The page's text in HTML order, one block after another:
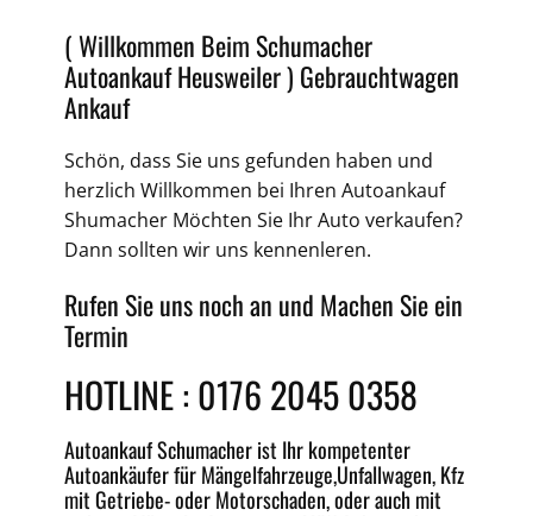
( Willkommen Beim Schumacher
Autoankauf Heusweiler ) Gebrauchtwagen
Ankauf
Schön, dass Sie uns gefunden haben und
herzlich Willkommen bei Ihren Autoankauf
Shumacher Möchten Sie Ihr Auto verkaufen?
Dann sollten wir uns kennenleren.
Rufen Sie uns noch an und Machen Sie ein
Termin
HOTLINE : 0176 2045 0358
AutoankaufSchumacher ist Ihr kompetenter
Autoankäufer für Mängelfahrzeuge,Unfallwagen, Kfz
mit Getriebe-oderMotorschaden, oder auch mit